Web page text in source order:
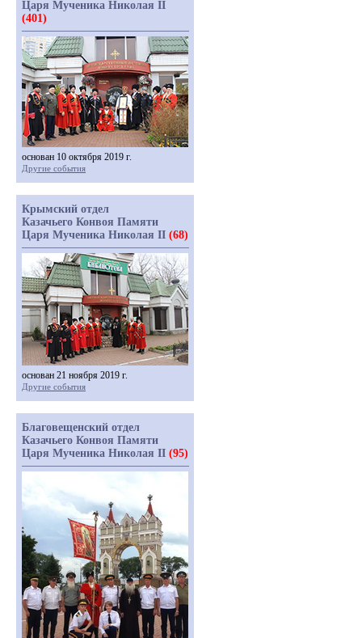
Царя Мученика Николая II
(401)
основан 10 октября 2019 г.
Другие события
Крымский отдел
Казачьего Конвоя Памяти
Царя Мученика Николая II (68)
основан 21 ноября 2019 г.
Другие события
Благовещенский отдел
Казачьего Конвоя Памяти
Царя Мученика Николая II (95)